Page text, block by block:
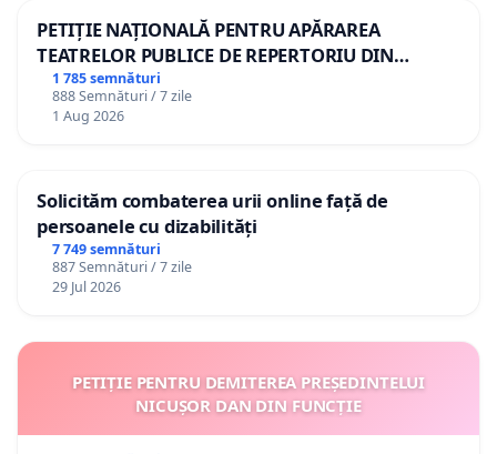
PETIȚIE NAȚIONALĂ PENTRU APĂRAREA
TEATRELOR PUBLICE DE REPERTORIU DIN
ROMÂNIA
1 785 semnături
888 Semnături / 7 zile
1 Aug 2026
Solicităm combaterea urii online față de
persoanele cu dizabilități
7 749 semnături
887 Semnături / 7 zile
29 Jul 2026
PETIȚIE PENTRU DEMITEREA PREȘEDINTELUI
NICUȘOR DAN DIN FUNCȚIE